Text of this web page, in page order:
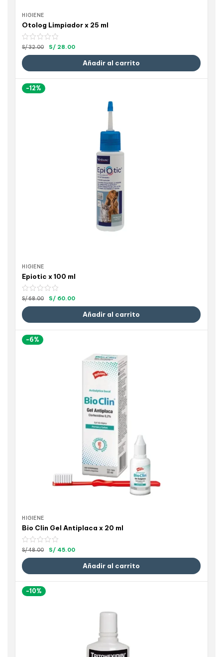
HIGIENE
Otolog Limpiador x 25 ml
S/32.00 S/ 28.00
Añadir al carrito
-12%
HIGIENE
Epiotic x 100 ml
S/68.00 S/ 60.00
Añadir al carrito
-6%
HIGIENE
Bio Clin Gel Antiplaca x 20 ml
S/48.00 S/ 45.00
Añadir al carrito
-10%